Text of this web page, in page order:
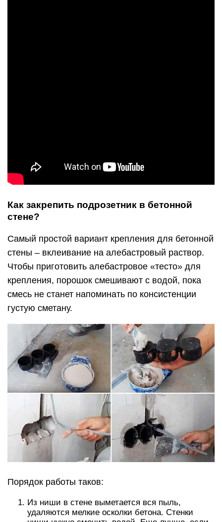
Как закрепить подрозетник в бетонной
стене?
Самый простой вариант крепления для бетонной
стены – вклеивание на алебастровый раствор.
Чтобы приготовить алебастровое «тесто» для
крепления, порошок смешивают с водой, пока
смесь не станет напоминать по консистенции
густую сметану.
Порядок работы таков:
Из ниши в стене выметается вся пыль,
удаляются мелкие осколки бетона. Стенки